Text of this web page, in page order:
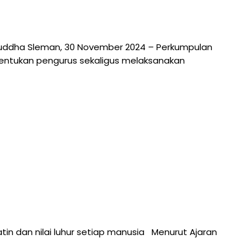
Sleman, 30 November 2024 – Perkumpulan
pengurus sekaligus melaksanakan
dan nilai luhur setiap manusia Menurut Ajaran